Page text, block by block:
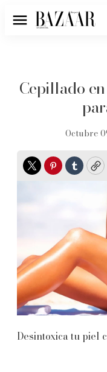
Menú
Cepillado
Octubre
TwitterPinterest
Tumblr
Desintoxica tu piel